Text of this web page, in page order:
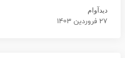
دیدآوام
27 فروردین 1403